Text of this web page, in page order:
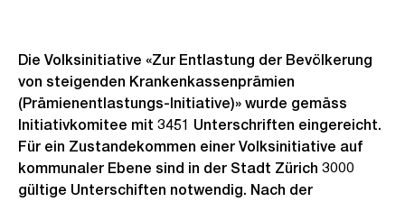
Die Volksinitiative «Zur Entlastung der Bevölkerung
von steigenden Krankenkassenprämien
(Prämienentlastungs-Initiative)» wurde gemäss
Initiativkomitee mit 3451 Unterschriften eingereicht.
Für ein Zustandekommen einer Volksinitiative auf
kommunaler Ebene sind in der Stadt Zürich 3000
gültige Unterschiften notwendig. Nach der